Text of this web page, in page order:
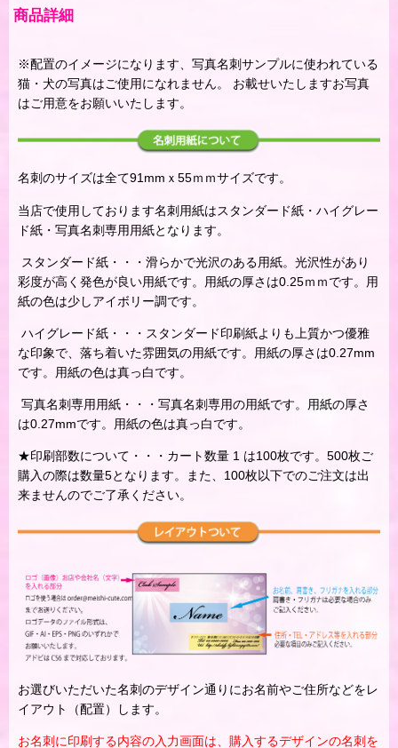
商品詳細
※配置のイメージになります、写真名刺サンプルに使われている
猫・犬の写真はご使用になれません。 お載せいたしますお写真
はご用意をお願いいたします。
名刺のサイズは全て91mmｘ55ｍｍサイズです。
当店で使用しております名刺用紙はスタンダード紙・ハイグレー
ド紙・写真名刺専用用紙となります。
スタンダード紙・・・滑らかで光沢のある用紙。光沢性があり
彩度が高く発色が良い用紙です。用紙の厚さは0.25ｍｍです。用
紙の色は少しアイボリー調です。
ハイグレード紙・・・スタンダード印刷紙よりも上質かつ優雅
な印象で、落ち着いた雰囲気の用紙です。用紙の厚さは0.27mm
です。用紙の色は真っ白です。
写真名刺専用用紙・・・写真名刺専用の用紙です。用紙の厚さ
は0.27mmです。用紙の色は真っ白です。
★印刷部数について・・・カート数量 1 は100枚です。500枚ご
購入の際は数量5となります。また、100枚以下でのご注文は出
来ませんのでご了承ください。
お選びいただいた名刺のデザイン通りにお名前やご住所などをレ
イアウト（配置）します。
お名刺に印刷する内容の入力画面は、購入するデザインの名刺を